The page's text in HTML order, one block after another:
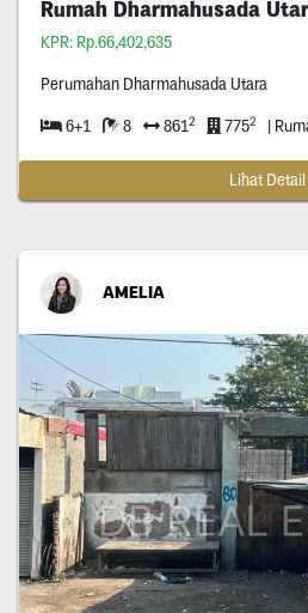
Rumah Dharmahusada
KPR: Rp.66,402,635
Perumahan Dharmahusada Utara
6+1 8 8612 7752 |
Lihat Detail
AMELIA